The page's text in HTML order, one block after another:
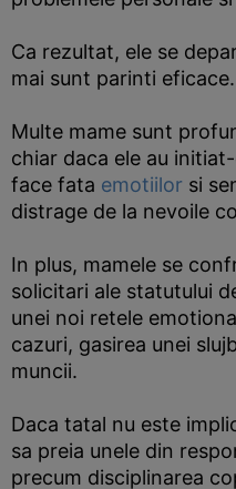
Ca rezultat, ele se
mai sunt parinti eficace.
Multe mame sunt
chiar daca ele au
face fata emotiilor si
distrage de la nevoile
In plus, mamele se
solicitari ale statutului
unei noi retele
cazuri, gasirea unei
muncii.
Daca tatal nu este
sa preia unele din
precum disciplinarea